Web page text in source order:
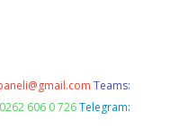
Teams:
606 0 726 Telegram: